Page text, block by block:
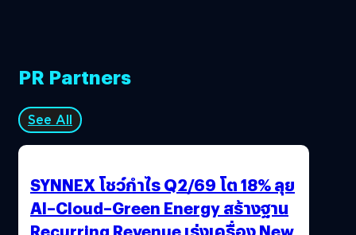
PR Partners
See All
SYNNEX โชว์กำไร Q2/69 โต 18% ลุย
AI–Cloud–Green Energy สร้างฐาน